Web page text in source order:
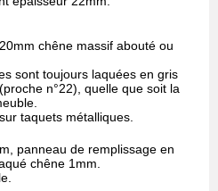
chêne massif abouté ou
sont toujours laquées en gris
n°22), quelle que soit la
taquets métalliques.
panneau de remplissage en
chêne 1mm.